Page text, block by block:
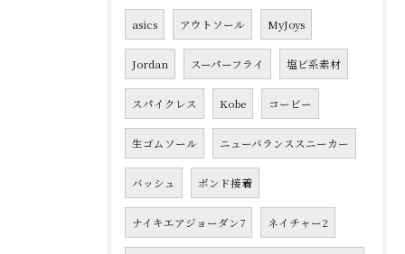
asics アウトソール MyJoys
Jordan スーパーフライ 塩ビ系素材
スパイクレス Kobe コービー
生ゴムソール ニューバランススニーカー
バッシュ ボンド接着
ナイキエアジョーダン7 ネイチャー2